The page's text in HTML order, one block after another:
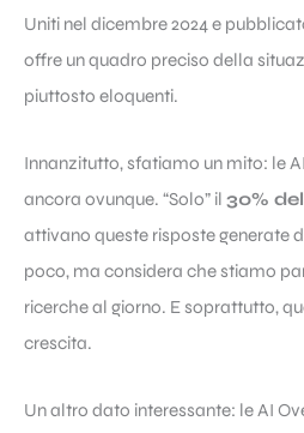
Uniti nel dicembre 2024 e
offre un quadro preciso della
piuttosto eloquenti.
Innanzitutto, sfatiamo un mito: le
ancora ovunque. “Solo” il 30%
attivano queste risposte generate
poco, ma considera che stiamo
ricerche al giorno. E soprattutto,
crescita.
Un altro dato interessante: le AI